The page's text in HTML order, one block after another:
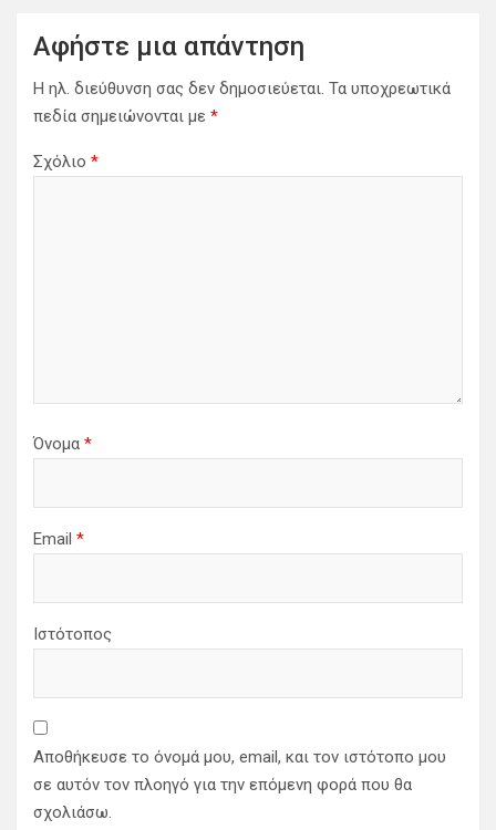
Αφήστε μια απάντηση
Η ηλ. διεύθυνση σας δεν δημοσιεύεται. Τα υποχρεωτικά
πεδία σημειώνονται με *
Σχόλιο *
Όνομα *
Email *
Ιστότοπος
Αποθήκευσε το όνομά μου, email, και τον ιστότοπο μου
σε αυτόν τον πλοηγό για την επόμενη φορά που θα
σχολιάσω.